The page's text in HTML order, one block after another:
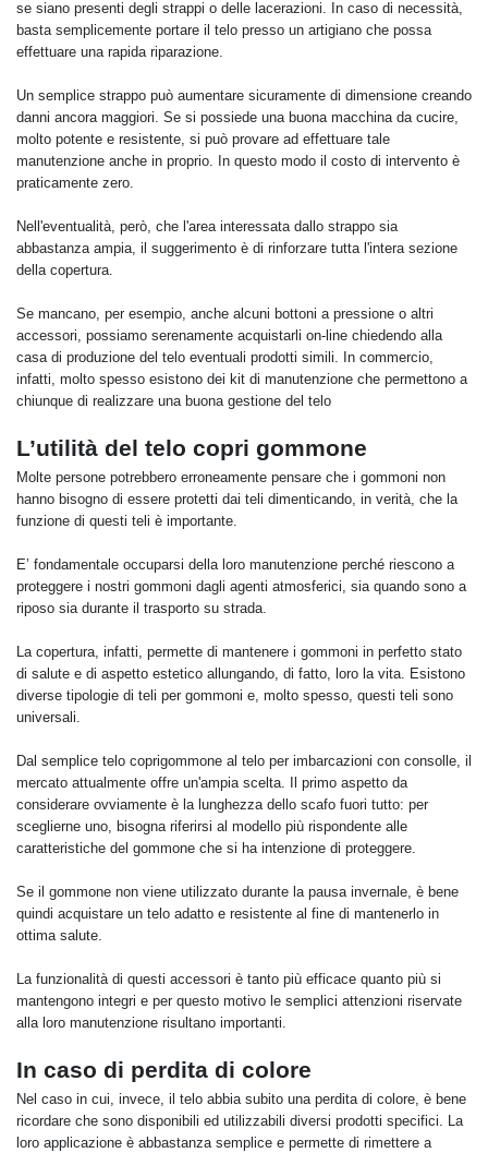
se siano presenti degli strappi o delle lacerazioni. In caso di necessità,
basta semplicemente portare il telo presso un artigiano che possa
effettuare una rapida riparazione.
Un semplice strappo può aumentare sicuramente di dimensione creando
danni ancora maggiori. Se si possiede una buona macchina da cucire,
molto potente e resistente, si può provare ad effettuare tale
manutenzione anche in proprio. In questo modo il costo di intervento è
praticamente zero.
Nell'eventualità, però, che l'area interessata dallo strappo sia
abbastanza ampia, il suggerimento è di rinforzare tutta l'intera sezione
della copertura.
Se mancano, per esempio, anche alcuni bottoni a pressione o altri
accessori, possiamo serenamente acquistarli on-line chiedendo alla
casa di produzione del telo eventuali prodotti simili. In commercio,
infatti, molto spesso esistono dei kit di manutenzione che permettono a
chiunque di realizzare una buona gestione del telo
L’utilità del telo copri gommone
Molte persone potrebbero erroneamente pensare che i gommoni non
hanno bisogno di essere protetti dai teli dimenticando, in verità, che la
funzione di questi teli è importante.
E’ fondamentale occuparsi della loro manutenzione perché riescono a
proteggere i nostri gommoni dagli agenti atmosferici, sia quando sono a
riposo sia durante il trasporto su strada.
La copertura, infatti, permette di mantenere i gommoni in perfetto stato
di salute e di aspetto estetico allungando, di fatto, loro la vita. Esistono
diverse tipologie di teli per gommoni e, molto spesso, questi teli sono
universali.
Dal semplice telo coprigommone al telo per imbarcazioni con consolle, il
mercato attualmente offre un'ampia scelta. Il primo aspetto da
considerare ovviamente è la lunghezza dello scafo fuori tutto: per
sceglierne uno, bisogna riferirsi al modello più rispondente alle
caratteristiche del gommone che si ha intenzione di proteggere.
Se il gommone non viene utilizzato durante la pausa invernale, è bene
quindi acquistare un telo adatto e resistente al fine di mantenerlo in
ottima salute.
La funzionalità di questi accessori è tanto più efficace quanto più si
mantengono integri e per questo motivo le semplici attenzioni riservate
alla loro manutenzione risultano importanti.
In caso di perdita di colore
Nel caso in cui, invece, il telo abbia subito una perdita di colore, è bene
ricordare che sono disponibili ed utilizzabili diversi prodotti specifici. La
loro applicazione è abbastanza semplice e permette di rimettere a